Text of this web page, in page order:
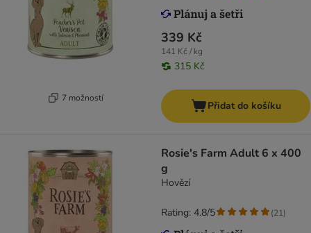
7 možností
339 Kč
141 Kč / kg
315 Kč
Přidat do košíku
Rosie's Farm Adult 6 x 400
g
Hovězí
Rating: 4.8/5 (21)